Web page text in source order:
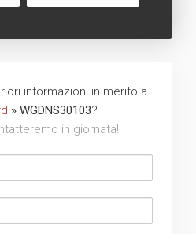
informazioni in merito a
» WGDNS30103?
in giornata!